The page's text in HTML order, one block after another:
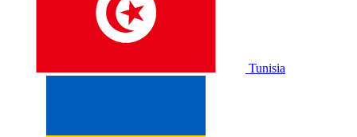
Tunisia